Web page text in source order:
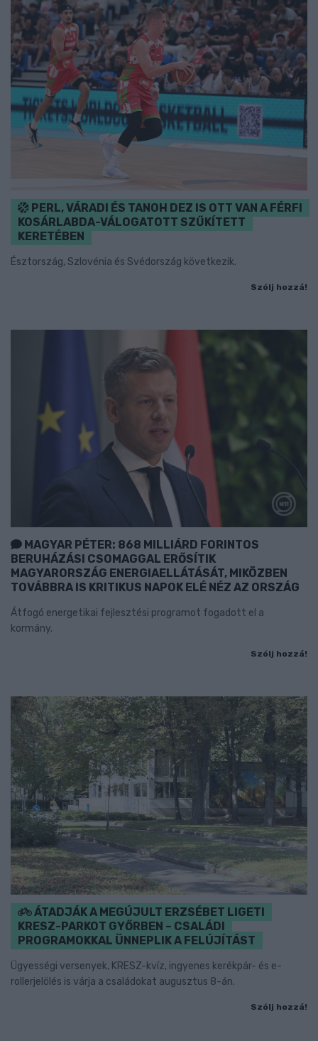
PERL, VÁRADI ÉS TANOH DEZ IS OTT VAN A FÉRFI
KOSÁRLABDA-VÁLOGATOTT SZŰKÍTETT
KERETÉBEN
Észtország, Szlovénia és Svédország következik.
Szólj hozzá!
MAGYAR PÉTER: 868 MILLIÁRD FORINTOS
BERUHÁZÁSI CSOMAGGAL ERŐSÍTIK
MAGYARORSZÁG ENERGIAELLÁTÁSÁT, MIKÖZBEN
TOVÁBBRA IS KRITIKUS NAPOK ELÉ NÉZ AZ ORSZÁG
Átfogó energetikai fejlesztési programot fogadott el a
kormány.
Szólj hozzá!
ÁTADJÁK A MEGÚJULT ERZSÉBET LIGETI
KRESZ-PARKOT GYŐRBEN – CSALÁDI
PROGRAMOKKAL ÜNNEPLIK A FELÚJÍTÁST
Ügyességi versenyek, KRESZ-kvíz, ingyenes kerékpár- és e-
rollerjelölés is várja a családokat augusztus 8-án.
Szólj hozzá!